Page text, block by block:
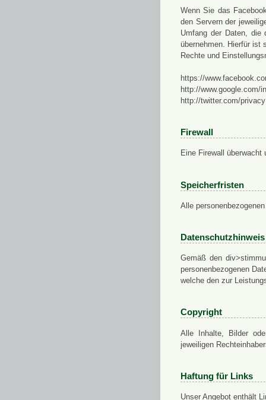
Wenn Sie das
den Servern der
Umfang der Daten, die
übernehmen. Hierfür ist
Rechte und
https://
http://www.google.com/
http://twitter.com/privacy
Firewall
Eine Firewall
Speicherfristen
Alle
Datenschutzhinweis
Gemäß den
personenbezogenen
welche den zur
Copyright
Alle Inhalte, Bilder
jeweiligen
Haftung für Links
Unser Angebot enthält